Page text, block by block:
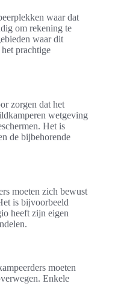
waar dat
om rekening te
waar dit
prachtige
zorgen dat het
wetgeving
Het is
de bijbehorende
moeten zich bewust
is bijvoorbeeld
heeft zijn eigen
moeten
Enkele